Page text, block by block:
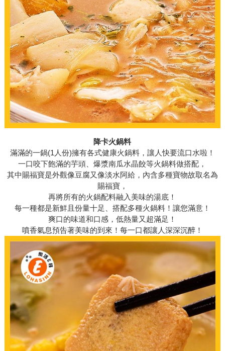
降卡火鍋料
滿滿的一鍋(1人份)擁有各式健康火鍋料，讓人快要流口水啦！
一口咬下飽滿的芋頭、爆漿南瓜水晶餃等火鍋料做搭配，
其中賜福寶是外觀像豆腐又像淡水阿給，內含多種寶物故取名為
賜福寶，
再將所有的火鍋配料融入美味的湯底！
每一種都是新鮮且份量十足、搭配多種火鍋料！讓您滿意！
爽口的味道和口感，低熱量又超滿足！
噴香氣息預告著美味的到來！每一口都讓人深深沉醉！